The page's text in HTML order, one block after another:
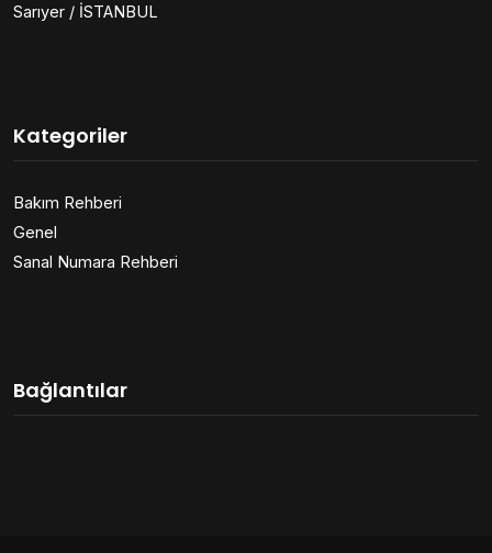
Sarıyer / İSTANBUL
Kategoriler
Bakım Rehberi
Genel
Sanal Numara Rehberi
Bağlantılar